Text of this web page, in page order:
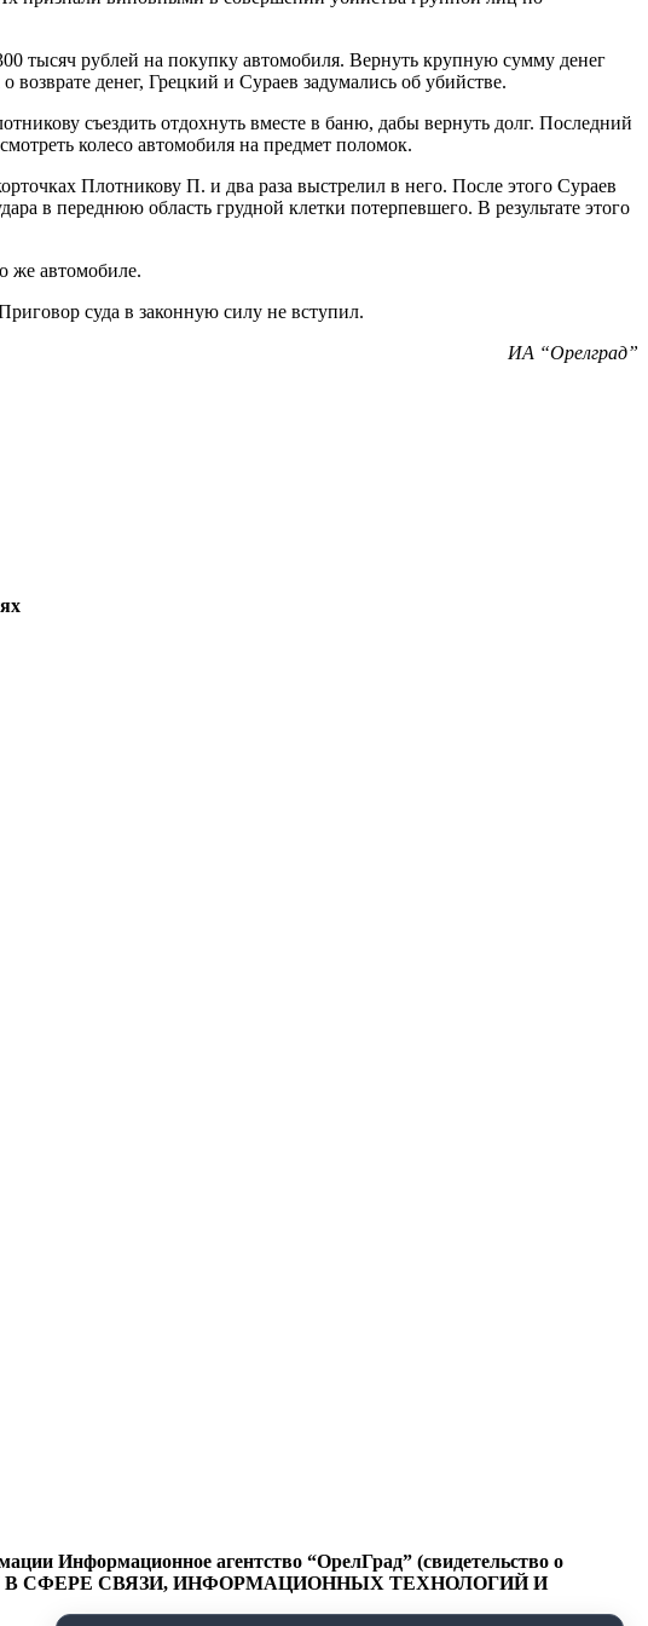
тысяч рублей на покупку автомобиля. Вернуть крупную сумму денег
денег, Грецкий и Сураев задумались об убийстве.
съездить отдохнуть вместе в баню, дабы вернуть долг. Последний
колесо автомобиля на предмет поломок.
Плотникову П. и два раза выстрелил в него. После этого Сураев
в переднюю область грудной клетки потерпевшего. В результате этого
же автомобиле.
суда в законную силу не вступил.
ИА “Орелград”
Информационное агентство “ОрелГрад” (свидетельство о
В СФЕРЕ СВЯЗИ, ИНФОРМАЦИОННЫХ ТЕХНОЛОГИЙ И